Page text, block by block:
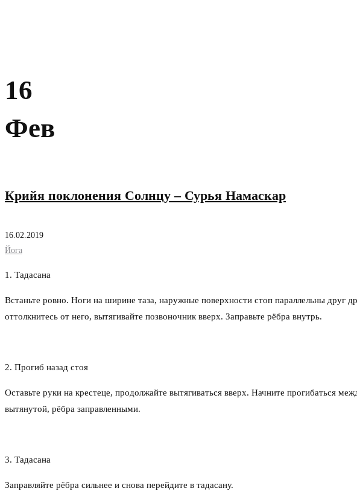
16
Фев
Крийя поклонения Солнцу – Сурья Намаскар
16.02.2019
Йога
1. Тадасана
Встаньте ровно. Ноги на ширине таза, наружные поверхности стоп параллельны друг
оттолкнитесь от него, вытягивайте позвоночник вверх. Заправьте рёбра внутрь.
2. Прогиб назад стоя
Оставьте руки на крестеце, продолжайте вытягиваться вверх. Начните прогибаться
вытянутой, рёбра заправленными.
3. Тадасана
Заправляйте рёбра сильнее и снова перейдите в тадасану.